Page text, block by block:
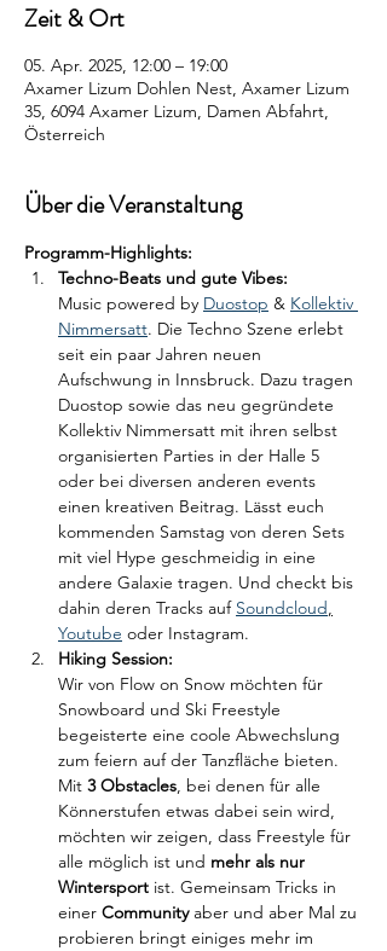
Zeit & Ort
05. Apr. 2025, 12:00 – 19:00
Axamer Lizum Dohlen Nest, Axamer Lizum
35, 6094 Axamer Lizum, Damen Abfahrt,
Österreich
Über die Veranstaltung
Programm-Highlights:
Techno-Beats und gute Vibes:
Music powered by Duostop & Kollektiv
Nimmersatt. Die Techno Szene erlebt
seit ein paar Jahren neuen
Aufschwung in Innsbruck. Dazu tragen
Duostop sowie das neu gegründete
Kollektiv Nimmersatt mit ihren selbst
organisierten Parties in der Halle 5
oder bei diversen anderen events
einen kreativen Beitrag. Lässt euch
kommenden Samstag von deren Sets
mit viel Hype geschmeidig in eine
andere Galaxie tragen. Und checkt bis
dahin deren Tracks auf Soundcloud,
Youtube oder Instagram.
Hiking Session:
Wir von Flow on Snow möchten für
Snowboard und Ski Freestyle
begeisterte eine coole Abwechslung
zum feiern auf der Tanzfläche bieten.
Mit 3 Obstacles, bei denen für alle
Könnerstufen etwas dabei sein wird,
möchten wir zeigen, dass Freestyle für
alle möglich ist und mehr als nur
Wintersport ist. Gemeinsam Tricks in
einer Community aber und aber Mal zu
probieren bringt einiges mehr im